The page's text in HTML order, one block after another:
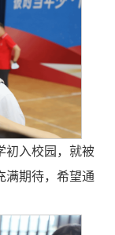
初入校园，就被
满期待，希望通